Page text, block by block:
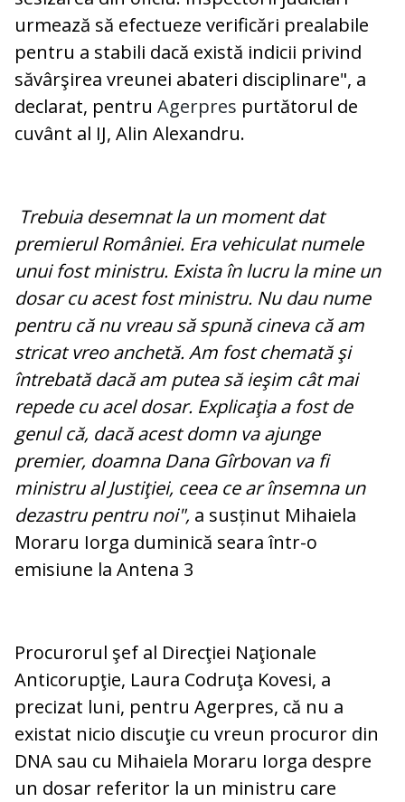
urmează să efectueze verificări prealabile
pentru a stabili dacă există indicii privind
săvârşirea vreunei abateri disciplinare", a
declarat, pentru Agerpres purtătorul de
cuvânt al IJ, Alin Alexandru.
Trebuia desemnat la un moment dat
premierul României. Era vehiculat numele
unui fost ministru. Exista în lucru la mine un
dosar cu acest fost ministru. Nu dau nume
pentru că nu vreau să spună cineva că am
stricat vreo anchetă. Am fost chemată şi
întrebată dacă am putea să ieşim cât mai
repede cu acel dosar. Explicaţia a fost de
genul că, dacă acest domn va ajunge
premier, doamna Dana Gîrbovan va fi
ministru al Justiţiei, ceea ce ar însemna un
dezastru pentru noi", a susținut Mihaiela
Moraru Iorga duminică seara într-o
emisiune la Antena 3
Procurorul şef al Direcţiei Naţionale
Anticorupţie, Laura Codruţa Kovesi, a
precizat luni, pentru Agerpres, că nu a
existat nicio discuţie cu vreun procuror din
DNA sau cu Mihaiela Moraru Iorga despre
un dosar referitor la un ministru care